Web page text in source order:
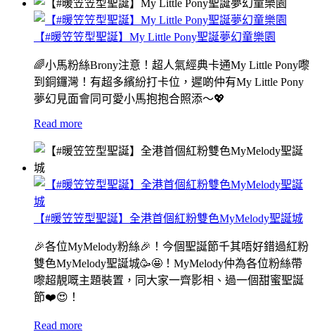
【#暖笠笠型聖誕】My Little Pony聖誕夢幻童樂園
🌈小馬粉絲Brony注意！超人氣經典卡通My Little Pony嚟
到銅鑼灣！有超多繽紛打卡位，遲啲仲有My Little Pony
夢幻見面會同可愛小馬抱抱合照添～💖
Read more
【#暖笠笠型聖誕】全港首個紅粉雙色MyMelody聖誕城
🎉各位MyMelody粉絲🎉！今個聖誕節千其唔好錯過紅粉
雙色MyMelody聖誕城🥳🤩！MyMelody仲為各位粉絲帶
嚟超靚嘅主題裝置，同大家一齊影相、過一個甜蜜聖誕
節❤️😍！
Read more